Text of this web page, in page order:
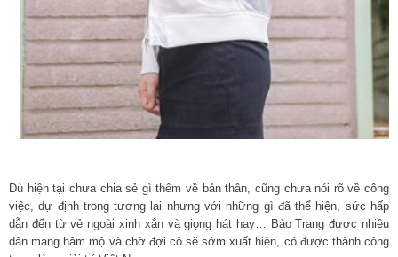
Dù hiện tại chưa chia sẻ gì thêm về bản thân, cũng chưa nói rõ về công
việc, dự định trong tương lai nhưng với những gì đã thể hiện, sức hấp
dẫn đến từ vẻ ngoài xinh xắn và giọng hát hay… Bảo Trang được nhiều
dân mạng hâm mộ và chờ đợi cô sẽ sớm xuất hiện, có được thành công